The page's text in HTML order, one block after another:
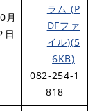
月
日
ラム (P
DFファ
イル)(5
6KB)
​082-254-1
818